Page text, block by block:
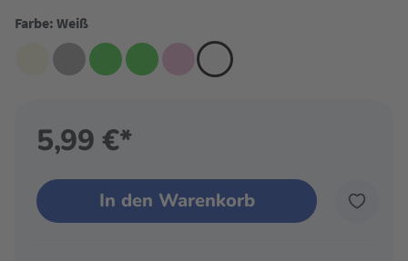
Farbe: Weiß
5,99 €*
In den Warenkorb